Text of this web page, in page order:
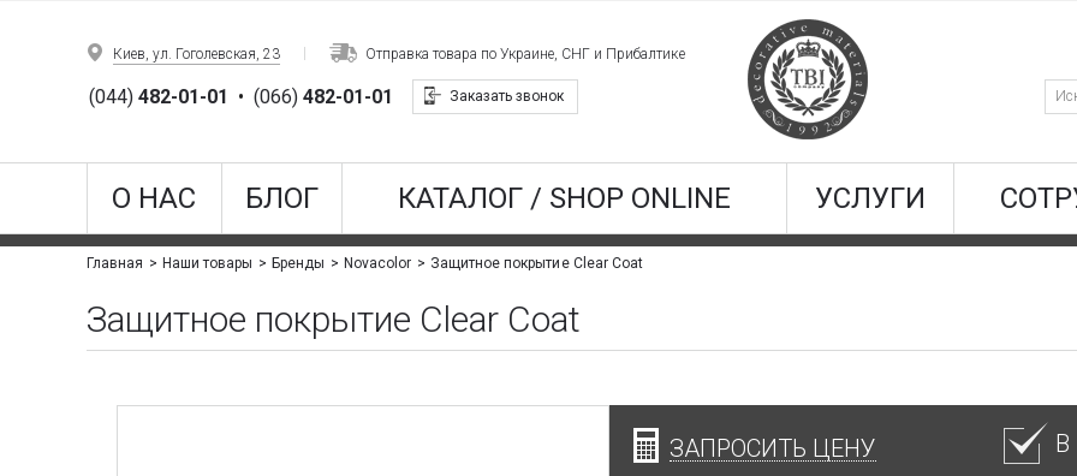
Киев, ул. Гоголевская, 23 Отправка товара по Украине, СНГ и Прибалтике
(044)482-01-01 • (066)482-01-01 Заказать звонок
О НАС БЛОГ КАТАЛОГ / SHOP ONLINE УСЛУГИ
Главная Наши товары Бренды Novacolor Защитное покрытие Clear Coat
Защитное покрытие Clear Coat
ЗАПРОСИТЬ ЦЕНУ В